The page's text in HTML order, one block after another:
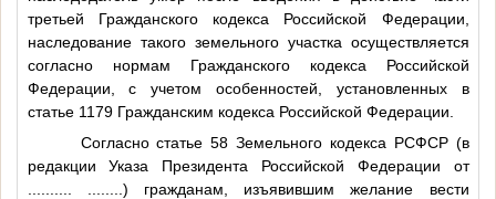
третьей Гражданского кодекса Российской Федерации,
наследование такого земельного участка осуществляется
согласно нормам Гражданского кодекса Российской
Федерации, с учетом особенностей, установленных в
статье 1179 Гражданским кодекса Российской Федерации.
Согласно статье 58 Земельного кодекса РСФСР (в
редакции Указа Президента Российской Федерации от
) гражданам, изъявившим желание вести